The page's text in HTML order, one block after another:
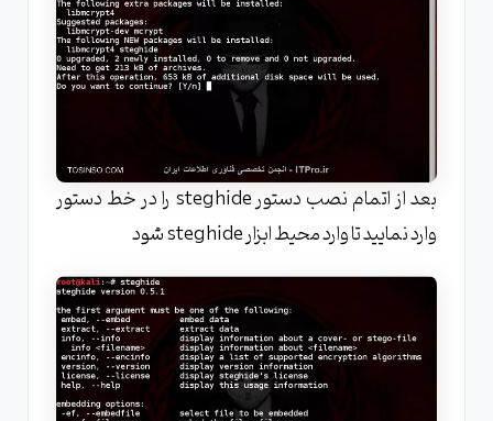
بعد از اتمام نصب دستور steghide را در خط دستور
وارد نمایید تا وارد محیط ابزار steghide شود